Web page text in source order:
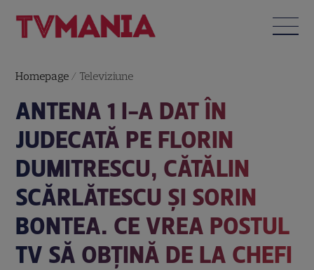
Homepage / Televiziune
ANTENA 1 I-A DAT ÎN
JUDECATĂ PE FLORIN
DUMITRESCU, CĂTĂLIN
SCĂRLĂTESCU ŞI SORIN
BONTEA. CE VREA POSTUL
TV SĂ OBȚINĂ DE LA CHEFI